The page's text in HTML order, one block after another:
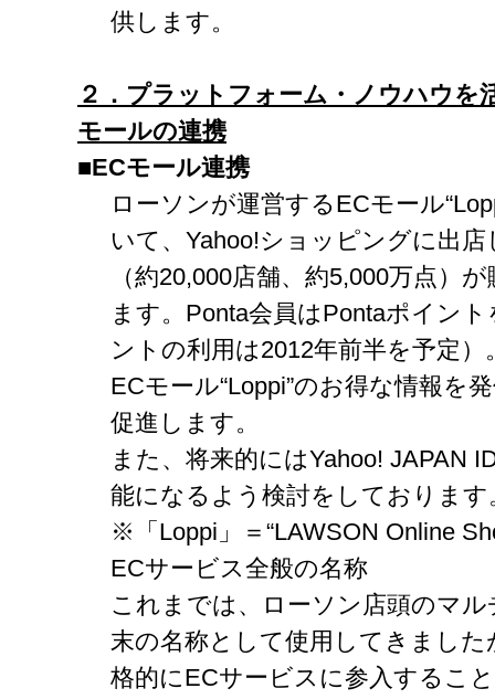
供します。
２．プラットフォーム・ノウハウを
モールの連携
■ECモール連携
ローソンが運営するECモール
いて、Yahoo!ショッピングに出
（約20,000店舗、約5,000万点）
ます。Ponta会員はPontaポイン
ントの利用は2012年前半を予定
ECモール“Loppi”のお得な情報を
促進します。
また、将来的にはYahoo! JAPAN
能になるよう検討をしております
※「Loppi」＝“LAWSON Online
ECサービス全般の名称
これまでは、ローソン店頭のマ
末の名称として使用してきまし
格的にECサービスに参入するこ